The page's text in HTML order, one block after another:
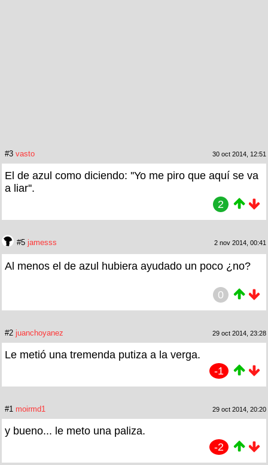
#3 vasto 30 oct 2014, 12:51
El de azul como diciendo: ''Yo me piro que aquí se va
a liar''.
2
#5 jamesss 2 nov 2014, 00:41
Al menos el de azul hubiera ayudado un poco ¿no?
0
#2 juanchoyanez 29 oct 2014, 23:28
Le metió una tremenda putiza a la verga.
-1
#1 moirmd1 29 oct 2014, 20:20
y bueno... le meto una paliza.
-2